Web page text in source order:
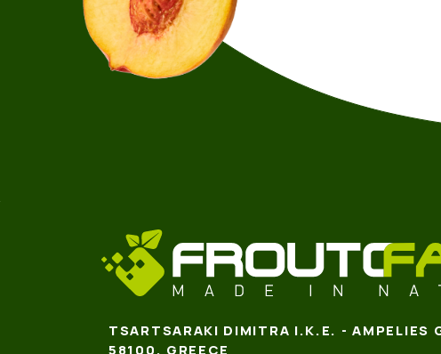
TSARTSARAKI DIMITRA I.K.E. - AMPELIES
58100, GREECE